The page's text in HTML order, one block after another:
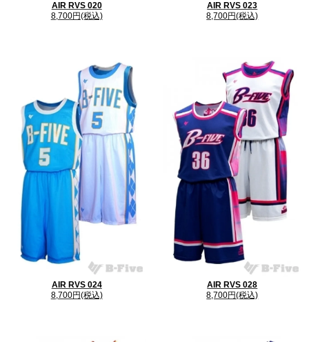
AIR RVS 020
8,700円(税込)
AIR RVS 023
8,700円(税込)
AIR RVS 024
8,700円(税込)
AIR RVS 028
8,700円(税込)